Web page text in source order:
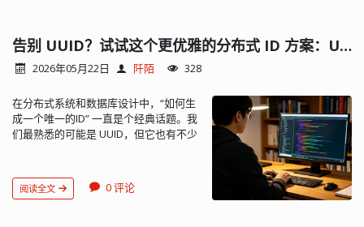
告别 UUID？试试这个更优雅的分布式 ID 方案：ULID
2026年05月22日 阡陌 328
在分布式系统和数据库设计中，“如何生
成一个唯一的ID” 一直是个经典话题。我
们最熟悉的可能是 UUID，但它也有不少
替代品 —— ULID（Universally Unique
Lexicographically Sortable
阅读全文 0 评论